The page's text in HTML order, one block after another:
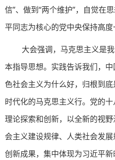
信”、做到“两个维护”，自觉在
平同志为核心的党中央保持高度
大会强调，马克思主义是
本指导思想。实践告诉我们，
色社会主义为什么好，归根到
时代化的马克思主义行。党的
理论探索和创新，以全新的视
会主义建设规律、人类社会发
创新成果，集中体现为习近平